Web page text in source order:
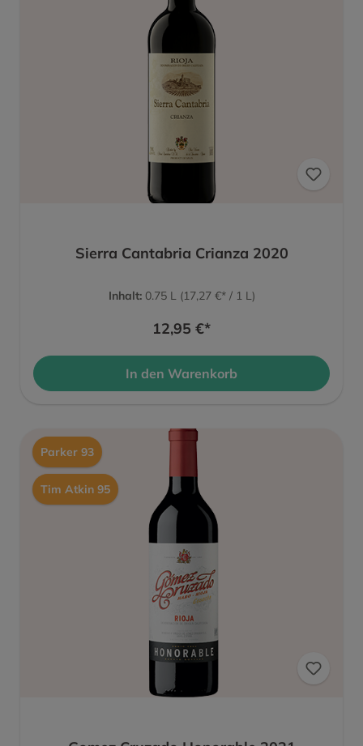
Sierra Cantabria Crianza 2020
Inhalt: 0.75 L (17,27 €* / 1 L)
12,95 €*
In den Warenkorb
Parker 93
Tim Atkin 95